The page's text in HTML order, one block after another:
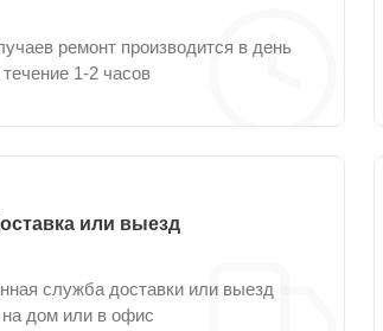
ремонт производится в день
течение 1-2 часов
или выезд
служба доставки или выезд
на дом или в офис